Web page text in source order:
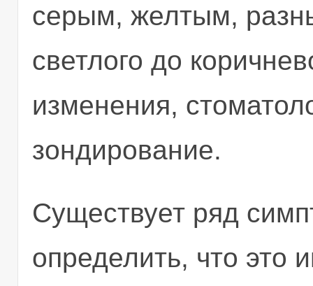
серым, желтым,
светлого до
изменения,
зондирование.
Существует ряд
определить, что это